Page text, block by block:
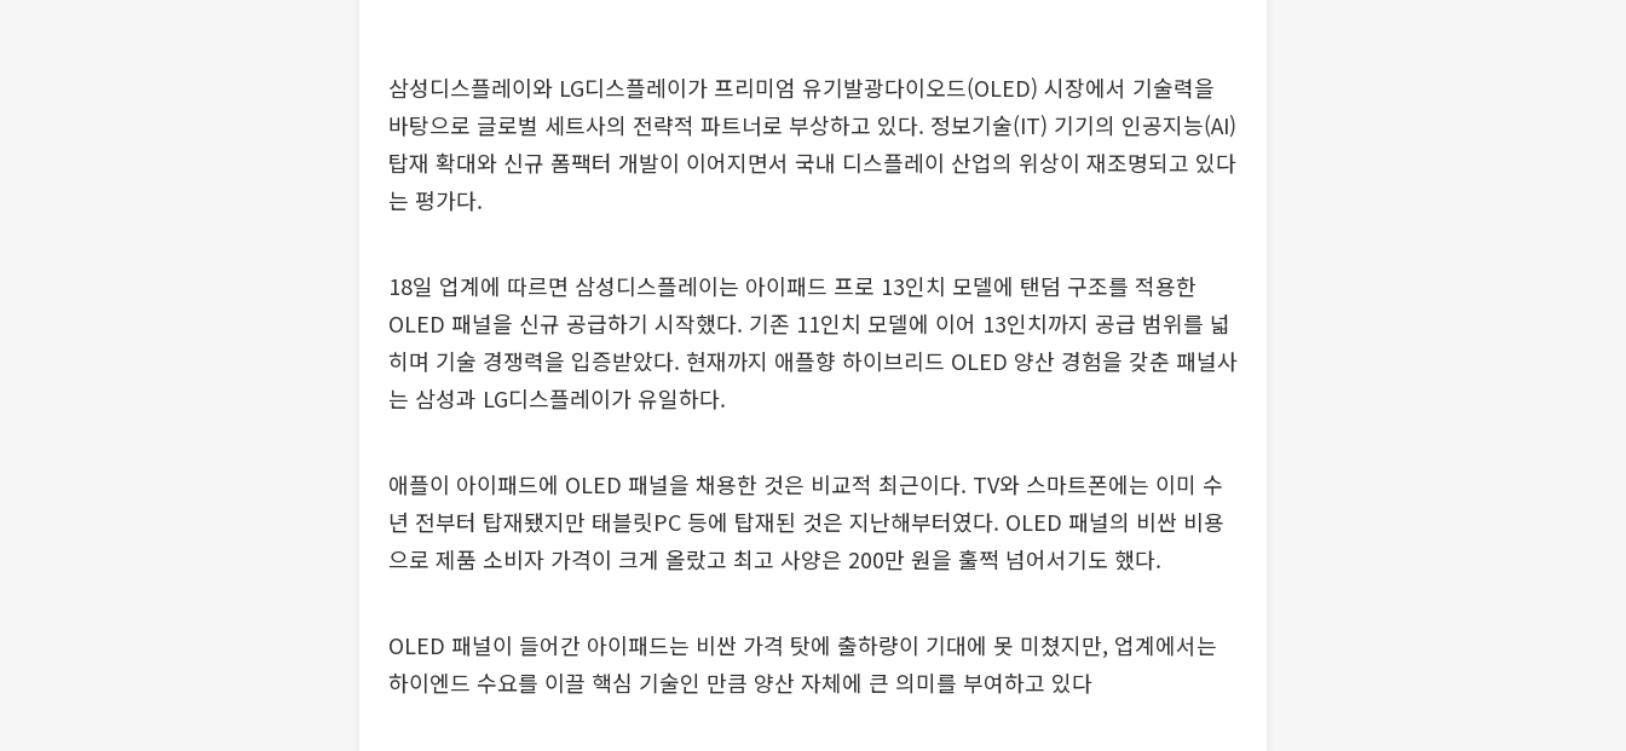
삼성디스플레이와 LG디스플레이가 프리미엄 유기발광다이오드(OLED) 시장에서 기술력을
바탕으로 글로벌 세트사의 전략적 파트너로 부상하고 있다. 정보기술(IT) 기기의 인공지능(AI)
탑재 확대와 신규 폼팩터 개발이 이어지면서 국내 디스플레이 산업의 위상이 재조명되고 있다
는 평가다.
18일 업계에 따르면 삼성디스플레이는 아이패드 프로 13인치 모델에 탠덤 구조를 적용한
OLED 패널을 신규 공급하기 시작했다. 기존 11인치 모델에 이어 13인치까지 공급 범위를 넓
히며 기술 경쟁력을 입증받았다. 현재까지 애플향 하이브리드 OLED 양산 경험을 갖춘 패널사
는 삼성과 LG디스플레이가 유일하다.
애플이 아이패드에 OLED 패널을 채용한 것은 비교적 최근이다. TV와 스마트폰에는 이미 수
년 전부터 탑재됐지만 태블릿PC 등에 탑재된 것은 지난해부터였다. OLED 패널의 비싼 비용
으로 제품 소비자 가격이 크게 올랐고 최고 사양은 200만 원을 훌쩍 넘어서기도 했다.
OLED 패널이 들어간 아이패드는 비싼 가격 탓에 출하량이 기대에 못 미쳤지만, 업계에서는
하이엔드 수요를 이끌 핵심 기술인 만큼 양산 자체에 큰 의미를 부여하고 있다